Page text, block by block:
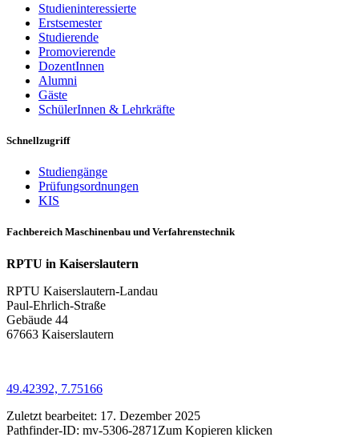
Studieninteressierte
Erstsemester
Studierende
Promovierende
DozentInnen
Alumni
Gäste
SchülerInnen & Lehrkräfte
Schnellzugriff
Studiengänge
Prüfungsordnungen
KIS
Fachbereich Maschinenbau und Verfahrenstechnik
RPTU in Kaiserslautern
RPTU Kaiserslautern-Landau
Paul-Ehrlich-Straße
Gebäude 44
67663 Kaiserslautern
49.42392, 7.75166
Zuletzt bearbeitet: 17. Dezember 2025
Pathfinder-ID: mv-5306-2871 Zum Kopieren klicken